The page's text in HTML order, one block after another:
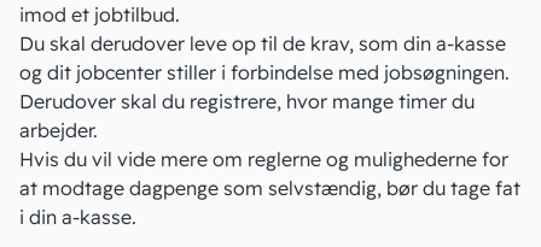
imod et jobtilbud.
Du skal derudover leve op til de krav, som din a-kasse
og dit jobcenter stiller i forbindelse med jobsøgningen.
Derudover skal du registrere, hvor mange timer du
arbejder.
Hvis du vil vide mere om reglerne og mulighederne for
at modtage dagpenge som selvstændig, bør du tage fat
i din a-kasse.